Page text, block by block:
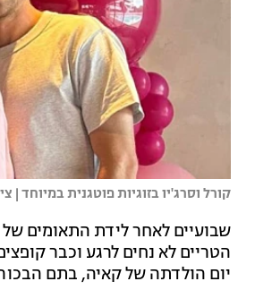
קורל וסרג'יו בזוגיות פוטגנית במיוחד |
שבועיים לאחר לידת התאומים של
הטריים לא נחים לרגע וכבר
יום הולדתה של קאיה, בתם